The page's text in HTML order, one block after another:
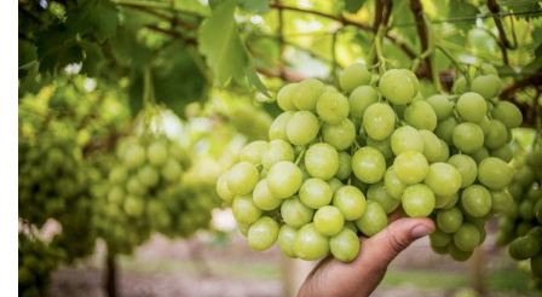
de
calibre:
la
deuda
para
una
uva
de
mesa
chilena
de